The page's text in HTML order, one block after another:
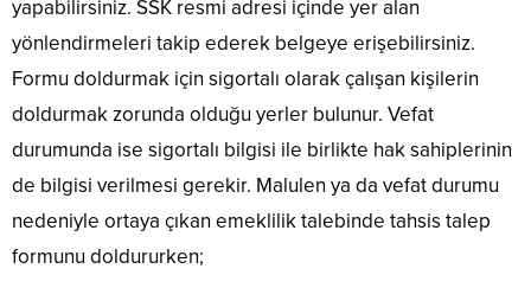
yapabilirsiniz. SSK resmi adresi içinde yer alan
yönlendirmeleri takip ederek belgeye erişebilirsiniz.
Formu doldurmak için sigortalı olarak çalışan kişilerin
doldurmak zorunda olduğu yerler bulunur. Vefat
durumunda ise sigortalı bilgisi ile birlikte hak sahiplerinin
de bilgisi verilmesi gerekir. Malulen ya da vefat durumu
nedeniyle ortaya çıkan emeklilik talebinde tahsis talep
formunu doldururken;